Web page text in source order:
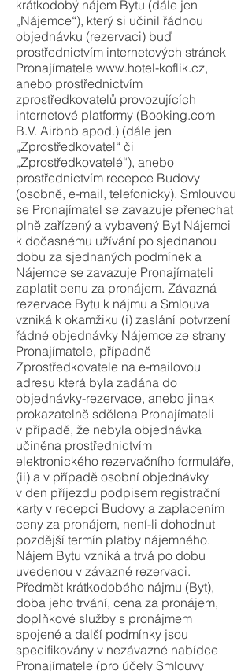
krátkodobý nájem Bytu (dále jen
„Nájemce“), který si učinil řádnou
objednávku (rezervaci) buď
prostřednictvím internetových stránek
Pronajímatele www.hotel-koflik.cz,
anebo prostřednictvím
zprostředkovatelů provozujících
internetové platformy (Booking.com
B.V. Airbnb apod.) (dále jen
„Zprostředkovatel“ či
„Zprostředkovatelé“), anebo
prostřednictvím recepce Budovy
(osobně, e-mail, telefonicky). Smlouvou
se Pronajímatel se zavazuje přenechat
plně zařízený a vybavený Byt Nájemci
k dočasnému užívání po sjednanou
dobu za sjednaných podmínek a
Nájemce se zavazuje Pronajímateli
zaplatit cenu za pronájem. Závazná
rezervace Bytu k nájmu a Smlouva
vzniká k okamžiku (i) zaslání potvrzení
řádné objednávky Nájemce ze strany
Pronajímatele, případně
Zprostředkovatele na e-mailovou
adresu která byla zadána do
objednávky-rezervace, anebo jinak
prokazatelně sdělena Pronajímateli
v případě, že nebyla objednávka
učiněna prostřednictvím
elektronického rezervačního formuláře,
(ii) a v případě osobní objednávky
v den příjezdu podpisem registrační
karty v recepci Budovy a zaplacením
ceny za pronájem, není-li dohodnut
pozdější termín platby nájemného.
Nájem Bytu vzniká a trvá po dobu
uvedenou v závazné rezervaci.
Předmět krátkodobého nájmu (Byt),
doba jeho trvání, cena za pronájem,
doplňkové služby s pronájmem
spojené a další podmínky jsou
specifikovány v nezávazné nabídce
Pronajímatele (pro účely Smlouvy